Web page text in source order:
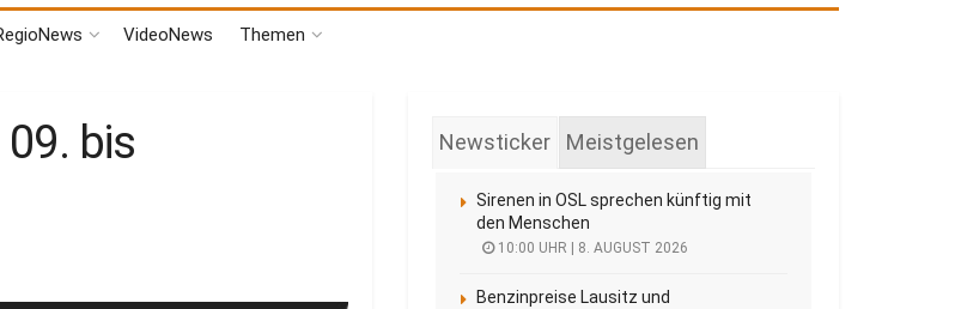
VideoNews Themen
bis
Newsticker Meistgelesen
Sirenen in OSL sprechen künftig mit
den Menschen
10:00 UHR | 8. AUGUST 2026
Benzinpreise Lausitz und